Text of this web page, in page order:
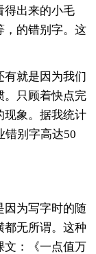
得出来的小毛
，的错别字。这
有就是因为我们
。只顾着快点完
现象。据我统计
错别字高达50
因为写字时的随
都无所谓。这种
文：《一点值万